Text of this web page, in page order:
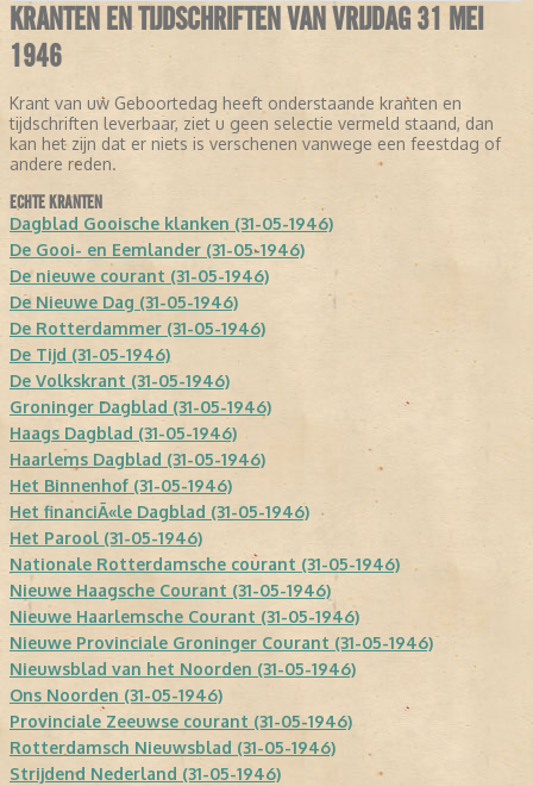
KRANTEN EN TIJDSCHRIFTEN VAN VRIJDAG 31 MEI
1946
Krant van uw Geboortedag heeft onderstaande kranten en
tijdschriften leverbaar, ziet u geen selectie vermeld staand, dan
kan het zijn dat er niets is verschenen vanwege een feestdag of
andere reden.
ECHTE KRANTEN
Dagblad Gooische klanken (31-05-1946)
De Gooi- en Eemlander (31-05-1946)
De nieuwe courant (31-05-1946)
De Nieuwe Dag (31-05-1946)
De Rotterdammer (31-05-1946)
De Tijd (31-05-1946)
De Volkskrant (31-05-1946)
Groninger Dagblad (31-05-1946)
Haags Dagblad (31-05-1946)
Haarlems Dagblad (31-05-1946)
Het Binnenhof (31-05-1946)
Het financiÃ«le Dagblad (31-05-1946)
Het Parool (31-05-1946)
Nationale Rotterdamsche courant (31-05-1946)
Nieuwe Haagsche Courant (31-05-1946)
Nieuwe Haarlemsche Courant (31-05-1946)
Nieuwe Provinciale Groninger Courant (31-05-1946)
Nieuwsblad van het Noorden (31-05-1946)
Ons Noorden (31-05-1946)
Provinciale Zeeuwse courant (31-05-1946)
Rotterdamsch Nieuwsblad (31-05-1946)
Strijdend Nederland (31-05-1946)